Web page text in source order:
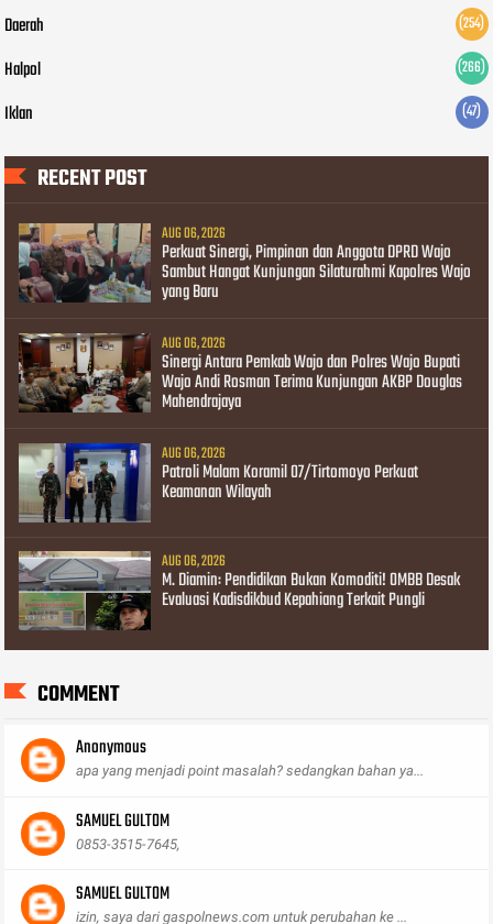
Daerah (254)
Halpol (266)
Iklan (47)
RECENT POST
AUG 06, 2026
Perkuat Sinergi, Pimpinan dan Anggota DPRD Wajo
Sambut Hangat Kunjungan Silaturahmi Kapolres Wajo
yang Baru
AUG 06, 2026
Sinergi Antara Pemkab Wajo dan Polres Wajo Bupati
Wajo Andi Rosman Terima Kunjungan AKBP Douglas
Mahendrajaya
AUG 06, 2026
Patroli Malam Koramil 07/Tirtomoyo Perkuat
Keamanan Wilayah
AUG 06, 2026
M. Diamin: Pendidikan Bukan Komoditi! OMBB Desak
Evaluasi Kadisdikbud Kepahiang Terkait Pungli
COMMENT
Anonymous
apa yang menjadi point masalah? sedangkan bahan ya...
SAMUEL GULTOM
0853-3515-7645,
SAMUEL GULTOM
izin, saya dari gaspolnews.com untuk perubahan ke ...